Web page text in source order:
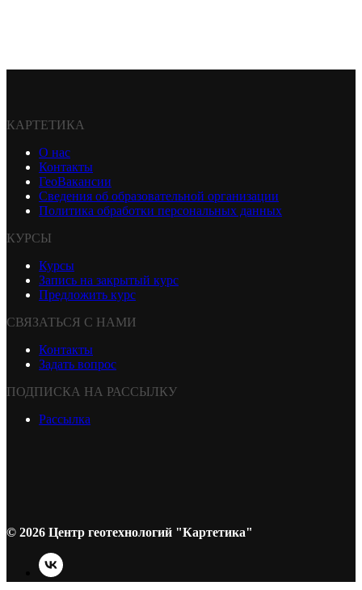
КАРТЕТИКА
О нас
Контакты
ГеоВакансии
Сведения об образовательной организации
Политика обработки персональных данных
КУРСЫ
Курсы
Запись на закрытый курс
Предложить курс
СВЯЗАТЬСЯ С НАМИ
Контакты
Задать вопрос
ПОДПИСКА НА РАССЫЛКУ
Рассылка
© 2026 Центр геотехнологий "Картетика"